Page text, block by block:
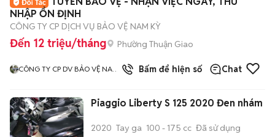
NHẬP ỔN ĐỊNH
CÔNG TY CP DỊCH VỤ BẢO VỆ NAM KỲ
Đến 12 triệu/tháng Phường Thuận Giao
CÔNG TY CP DV BẢO VỆ NAM
3đã bán
Bấm để hiện số Chat
Piaggio Liberty S 125 2020 Đen nhám
2020 Tay ga 100 - 175 cc Đã sử dụng